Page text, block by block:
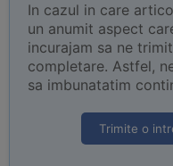
In cazul in care
un anumit aspect
incurajam sa ne
completare. Astfel,
sa imbunatatim
Trimite o